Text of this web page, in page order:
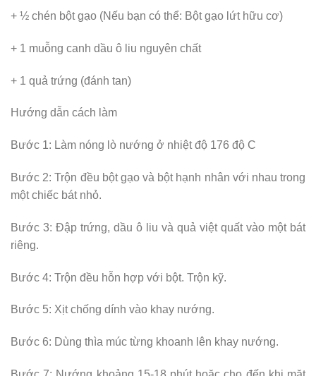
+ ½ chén bột gạo (Nếu bạn có thể: Bột gạo lứt hữu cơ)
+ 1 muỗng canh dầu ô liu nguyên chất
+ 1 quả trứng (đánh tan)
Hướng dẫn cách làm
Bước 1: Làm nóng lò nướng ở nhiệt độ 176 độ C
Bước 2: Trộn đều bột gạo và bột hạnh nhân với nhau trong
một chiếc bát nhỏ.
Bước 3: Đập trứng, dầu ô liu và quả việt quất vào một bát
riêng.
Bước 4: Trộn đều hỗn hợp với bột. Trộn kỹ.
Bước 5: Xịt chống dính vào khay nướng.
Bước 6: Dùng thìa múc từng khoanh lên khay nướng.